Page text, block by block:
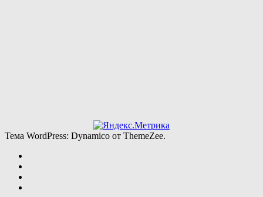
Тема WordPress: Dynamico от ThemeZee.